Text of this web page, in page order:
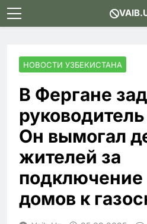
Skip
to
НОВОСТИ УЗБЕКИСТАНА
В Фергане
Он вымогал
жителей за
домов к